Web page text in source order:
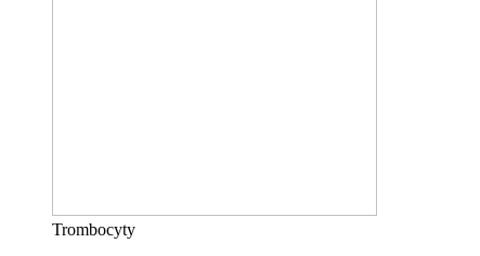
Trombocyty